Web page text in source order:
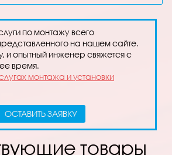
ОСТАВИТЬ ЗАЯВКУ
по монтажу всего
на нашем сайте.
и опытный инженер свяжется с
время.
монтажа и установки
товары